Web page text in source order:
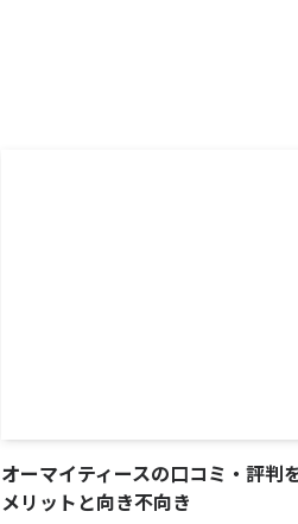
オーマイティースの口コミ・評判
メリットと向き不向き